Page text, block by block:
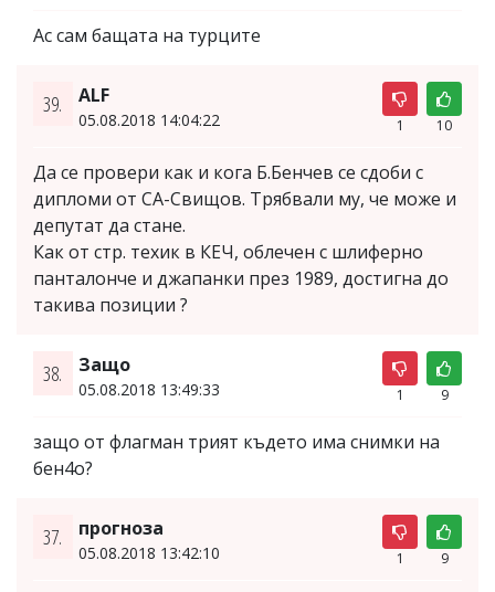
Ас сам бащата на турците
39. ALF
05.08.2018 14:04:22 1 10
Да се провери как и кога Б.Бенчев се сдоби с
дипломи от СА-Свищов. Трябвали му, че може и
депутат да стане.
Как от стр. техик в КЕЧ, облечен с шлиферно
панталонче и джапанки през 1989, достигна до
такива позиции ?
38. Защо
05.08.2018 13:49:33 1 9
защо от флагман трият където има снимки на
бен4о?
37. прогноза
05.08.2018 13:42:10 1 9